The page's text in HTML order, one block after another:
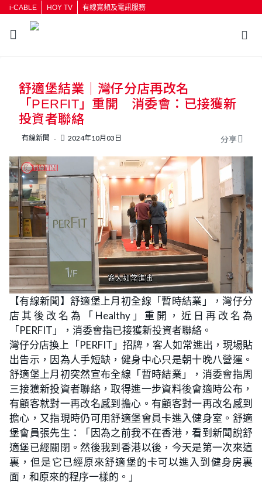
i-CABLE HOY TV 有線寬頻及電訊服務
按輸入鍵開始搜尋
舒適堡結業｜灣仔分店再改名
「PERFIT」重開 消委會：已接獲新
投資者聯絡
有線新聞 2024年10月03日 分享
U
n
m
t
e
L
o
a
d
e
d
:
5
1
.
7
2
%
【有線新聞】舒適堡上月初全線「暫時結業」，灣仔分
店其後改名為「Healthy」重開，近日再改名為
「PERFIT」，消委會指已接獲新投資者聯絡。
灣仔分店換上「PERFIT」招牌，客人如常進出，現場貼
出告示，因為人手短缺，健身中心只是朝十晚八營運。
舒適堡上月初突然宣布全線「暫時結業」，消委會指周
三接獲新投資者聯絡，取得進一步資料後會適時公布，
有顧客就對一再改名感到擔心。有顧客對一再改名感到
擔心，又指現時仍可用舒適堡會員卡進入健身室。舒適
堡會員張先生：「因為之前我不在香港，看到新聞說舒
適堡已經關閉。然後我到香港以後，今天是第一次來這
裏，但是它已經原來舒適堡的卡可以進入到健身房裏
面，和原來的程序一樣的。」